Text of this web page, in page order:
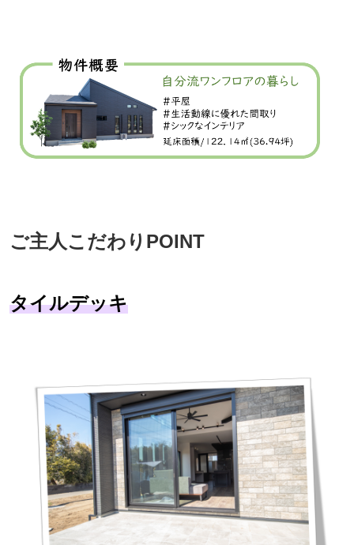
ご主人こだわりPOINT
タイルデッキ